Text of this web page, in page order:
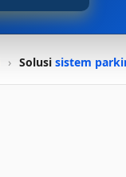
› Solusi sistem